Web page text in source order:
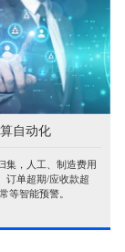
自动化
集，人工、制造费用
订单超期/应收款超
等智能预警。